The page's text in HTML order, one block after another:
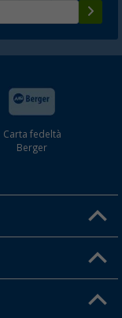
Carta fedeltà
Berger